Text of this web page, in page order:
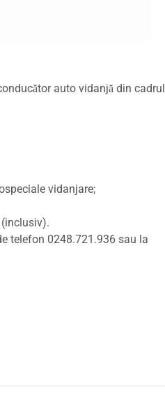
auto vidanjă din cadrul
vidanjare;
telefon 0248.721.936 sau la